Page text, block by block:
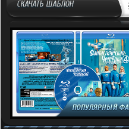
СКАЧАТЬ ШАБЛОН